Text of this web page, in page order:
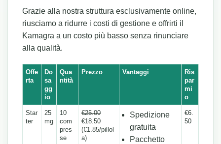
Grazie alla nostra struttura esclusivamente online,
riusciamo a ridurre i costi di gestione e offrirti il
Kamagra a un costo più basso senza rinunciare
alla qualità.
Offe
rta
Do
sa
gg
io
Qua
ntità
Prezzo Vantaggi
Ris
par
mi
o
Star
ter
25
mg
10
com
pres
se
€25.00
€18.50
(€1.85/pillol
a)
Spedizione
gratuita
Pacchetto
€6.
50